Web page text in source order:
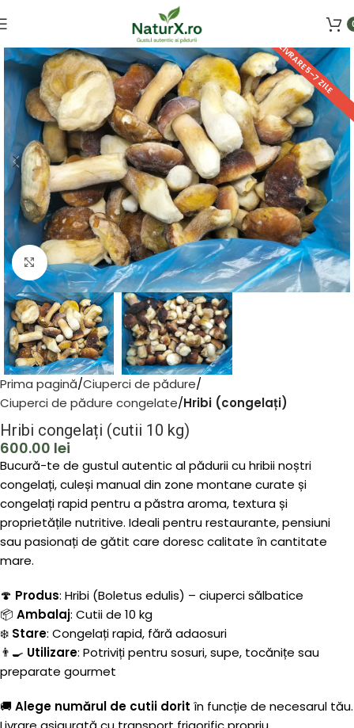
Faceți click pentru a mări
LIVRARE 5–7 ZILE
Prima pagină Ciuperci de pădure
Ciuperci de pădure congelate Hribi (congelați)
Hribi congelați (cutii 10 kg)
600.00 lei
Bucură-te de gustul autentic al pădurii cu hribii noștri
congelați, culeși manual din zone montane curate și
congelați rapid pentru a păstra aroma, textura și
proprietățile nutritive. Ideali pentru restaurante, pensiuni
sau pasionați de gătit care doresc calitate în cantitate
mare.
🍄 Produs: Hribi (Boletus edulis) – ciuperci sălbatice
📦 Ambalaj: Cutii de 10 kg
❄️ Stare: Congelați rapid, fără adaosuri
👨‍🍳 Utilizare: Potriviți pentru sosuri, supe, tocănițe sau
preparate gourmet
🚚 Alege numărul de cutii dorit în funcție de necesarul tău.